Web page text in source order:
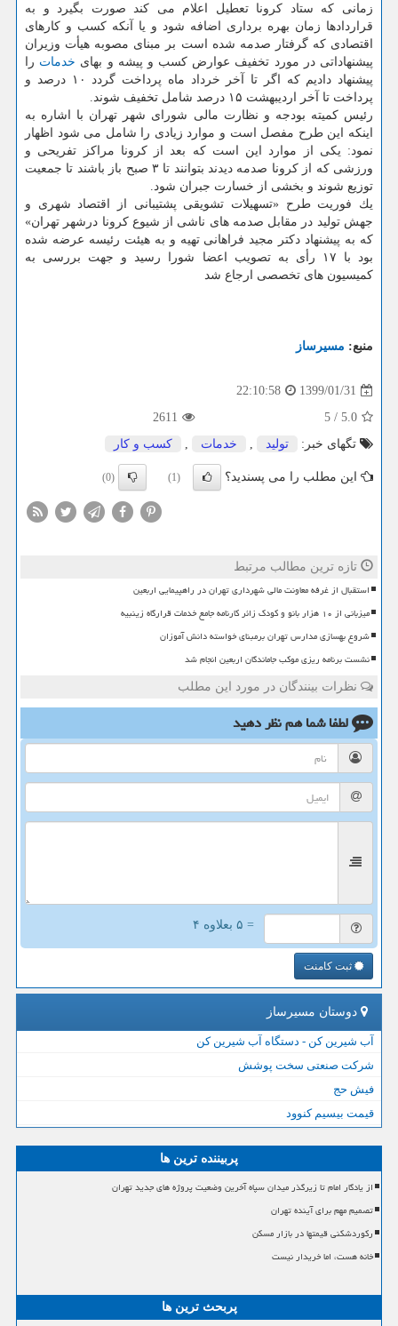
زمانی كه ستاد كرونا تعطیل اعلام می كند صورت بگیرد و به
قراردادها زمان بهره برداری اضافه شود و یا آنكه كسب و كارهای
اقتصادی كه گرفتار صدمه شده است بر مبنای مصوبه هیأت وزیران
پیشنهاداتی در مورد تخفیف عوارض كسب و پیشه و بهای خدمات را
پیشنهاد دادیم كه اگر تا آخر خرداد ماه پرداخت گردد ۱۰ درصد و
پرداخت تا آخر اردیبهشت ۱۵ درصد شامل تخفیف شوند.
رئیس كمیته بودجه و نظارت مالی شورای شهر تهران با اشاره به
اینكه این طرح مفصل است و موارد زیادی را شامل می شود اظهار
نمود: یكی از موارد این است كه بعد از كرونا مراكز تفریحی و
ورزشی كه از كرونا صدمه دیدند بتوانند تا ۳ صبح باز باشند تا جمعیت
توزیع شوند و بخشی از خسارت جبران شود.
یك فوریت طرح «تسهیلات تشویقی پشتیبانی از اقتصاد شهری و
جهش تولید در مقابل صدمه های ناشی از شیوع كرونا درشهر تهران»
كه به پیشنهاد دكتر مجید فراهانی تهیه و به هیئت رئیسه عرضه شده
بود با ۱۷ رأی به تصویب اعضا شورا رسید و جهت بررسی به
كمیسیون های تخصصی ارجاع شد
منبع: مسیرساز
1399/01/31
22:10:58
5.0
/
5
2611
تگهای خبر:
تولید , خدمات , كسب و كار
این مطلب را می پسندید؟ (1)
(0)
تازه ترین مطالب مرتبط
استقبال از غرفه معاونت مالی شهرداری تهران در راهپیمایی اربعین
میزبانی از ۱۰ هزار بانو و کودک زائر کارنامه جامع خدمات قرارگاه زینبیه
شروع بهسازی مدارس تهران برمبنای خواسته دانش آموزان
نشست برنامه ریزی موکب جاماندگان اربعین انجام شد
نظرات بینندگان در مورد این مطلب
لطفا شما همنظر دهید
= ۵ بعلاوه ۴
ثبت کامنت
دوستان مسیرساز
آب شیرین کن - دستگاه آب شیرین کن
شرکت صنعتی سخت پوشش
فیش حج
قیمت بیسیم کنوود
پربیننده ترین ها
از یادگار امام تا زیرگذر میدان سپاه آخرین وضعیت پروژه های جدید تهران
تصمیم مهم برای آینده تهران
رکوردشکنی قیمتها در بازار مسکن
خانه هست، اما خریدار نیست
پربحث ترین ها